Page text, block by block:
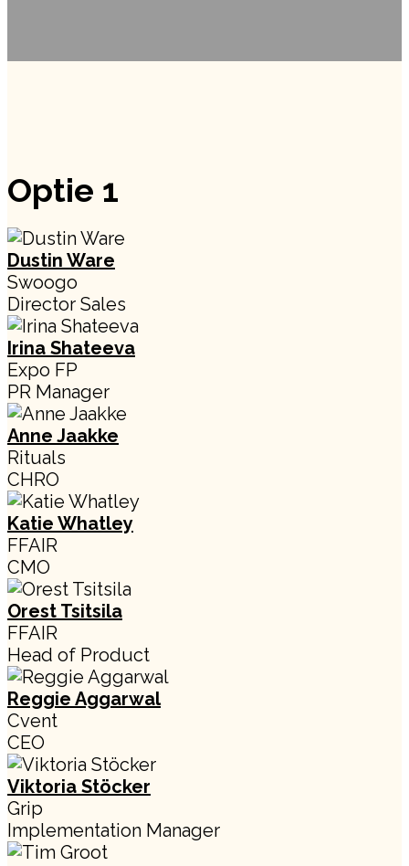
Optie 1
Dustin Ware
Swoogo
Director Sales
Irina Shateeva
Expo FP
PR Manager
Anne Jaakke
Rituals
CHRO
Katie Whatley
FFAIR
CMO
Orest Tsitsila
FFAIR
Head of Product
Reggie Aggarwal
Cvent
CEO
Viktoria Stöcker
Grip
Implementation Manager